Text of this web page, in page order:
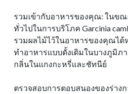
รวมเข้ากับอาหารของคุณ: ในขณ
ทั่วไปในการบริโภค Garcinia
รวมผลไม้ไว้ในอาหารของคุณไ
ทําอาหารแบบดั้งเดิมในบางภูมิภ
กลิ่นในแกงกะหรี่และชัทนีย์
ตรวจสอบการตอบสนองของร่าง